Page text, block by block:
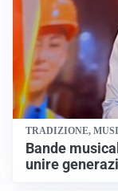
TRADIZIONE,
Bande
unire